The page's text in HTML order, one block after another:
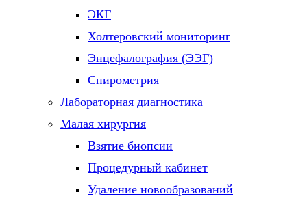
ЭКГ
Холтеровский мониторинг
Энцефалография (ЭЭГ)
Спирометрия
Лабораторная диагностика
Малая хирургия
Взятие биопсии
Процедурный кабинет
Удаление новообразований